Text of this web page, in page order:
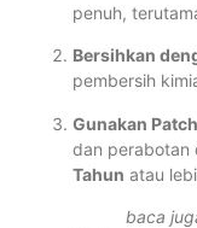
penuh,
Bersihkan
pembersih
Gunakan
dan perabotan
Tahun atau
baca